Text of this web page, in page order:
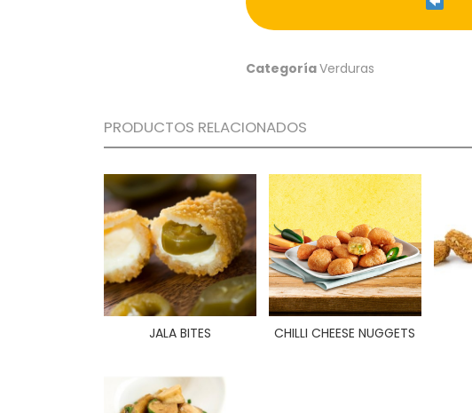
CategoríaVerduras
PRODUCTOS RELACIONADOS
JALA BITES CHILLI CHEESE NUGGETS